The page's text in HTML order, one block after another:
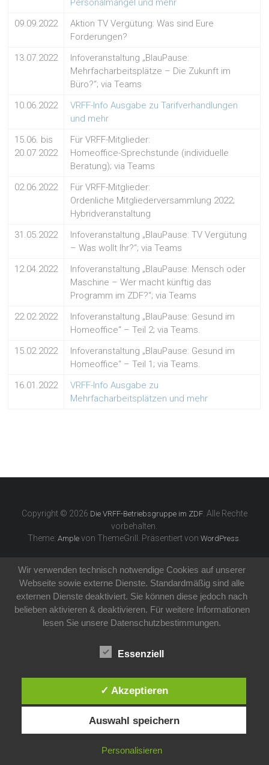
Personalmangel und mehr
09.09.2022
Aktion TV Vergütung: Was sind Eure
Forderungen?
13.07.2022
Infoveranstaltung „BlauPause:
Mehrfacharbeitsplätze – Die Zukunft im
Büro?“; via Teams
10.06.2022
VRFF-Info Ausgabe zu Tarifverhandlungen
und mehr
15.06. bis
20.07.2022
Für VRFF-Mitglieder:
Homeoffice-Sprechstunde (individuelle
Beratung); via Teams
02.06.2022
Für VRFF-Mitglieder:
Ordenliche Mitgliederversammlung 2022;
Hybridveranstaltung
31.05.2022
Infoveranstaltung „BlauPause: TV Vergütung
– Was wollt Ihr?“; via Teams
12.04.2022
Infoveranstaltung „BlauPause: Mensch oder
Maschine – Wer macht künftig das
Programm im ZDF?“; via Teams
22.02.2022
Infoveranstaltung „BlauPause: Gesund im
Homeoffice“ – Teil 2; via Teams.
15.02.2022
Infoveranstaltung „BlauPause: Gesund im
Homeoffice“ – Teil 1; via Teams.
16.01.2022
VRFF-Info Ausgabe zu
Mehrfacharbeitsplätzen und mehr
Copyright © 2026 Die VRFF-Betriebsgruppe im ZDF. Alle Rechte
vorbehalten.
Theme:Ample von ThemeGrill. Präsentiert vonWordPress
Wir verwenden technisch notwendige Cookies auf unserer
Webseite sowie externe Dienste. Standardmäßig sind alle
externen Dienste deaktiviert. Sie können diese jedoch nach
belieben aktivieren & deaktivieren. Für weitere Informationen
lesen Sie unsere Datenschutzbestimmungen.
Essenziell
✓ Akzeptieren
Auswahl speichern
Personalisieren